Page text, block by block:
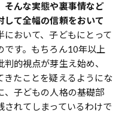
そんな実態や裏事情など
て全幅の信頼をおいて
おいて、子どもにとって
です。もちろん10年以上
的視点が芽生え始め、
きたことを疑えるようにな
、子どもの人格の基礎部
れてしまっているわけで